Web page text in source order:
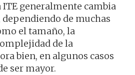
ITE generalmente cambia
dependiendo de muchas
el tamaño, la
de la
bien, en algunos casos
ser mayor.